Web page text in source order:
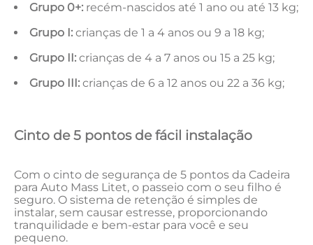
Grupo 0+: recém-nascidos até 1 ano ou até 13 kg;
Grupo I: crianças de 1 a 4 anos ou 9 a 18 kg;
Grupo II: crianças de 4 a 7 anos ou 15 a 25 kg;
Grupo III: crianças de 6 a 12 anos ou 22 a 36 kg;
Cinto de 5 pontos de fácil instalação
Com o cinto de segurança de 5 pontos da Cadeira
para Auto Mass Litet, o passeio com o seu filho é
seguro. O sistema de retenção é simples de
instalar, sem causar estresse, proporcionando
tranquilidade e bem-estar para você e seu
pequeno.